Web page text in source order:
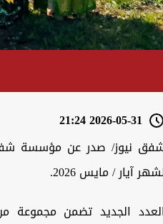
2026-05-31 21:24
نيوز/ صدر عن مؤسسة شفق
آيار/مايس2026.
العدد الجديد تضمن مجموعة